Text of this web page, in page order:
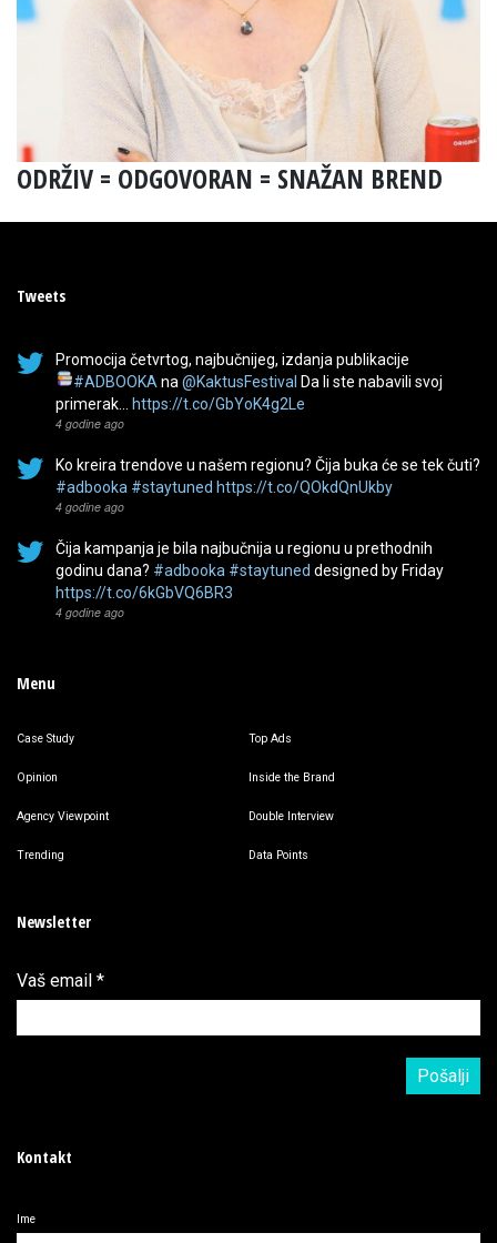
ODRŽIV = ODGOVORAN = SNAŽAN BREND
Tweets
Promocija četvrtog, najbučnijeg, izdanja publikacije
#ADBOOKA na @KaktusFestival Da li ste nabavili svoj
primerak… https://t.co/GbYoK4g2Le
4 godine ago
Ko kreira trendove u našem regionu? Čija buka će se tek čuti?
#adbooka #staytuned https://t.co/QOkdQnUkby
4 godine ago
Čija kampanja je bila najbučnija u regionu u prethodnih
godinu dana? #adbooka #staytuned designed by Friday
https://t.co/6kGbVQ6BR3
4 godine ago
Menu
Case Study Top Ads
Opinion Inside the Brand
Agency Viewpoint Double Interview
Trending Data Points
Newsletter
Vaš email *
Kontakt
Ime